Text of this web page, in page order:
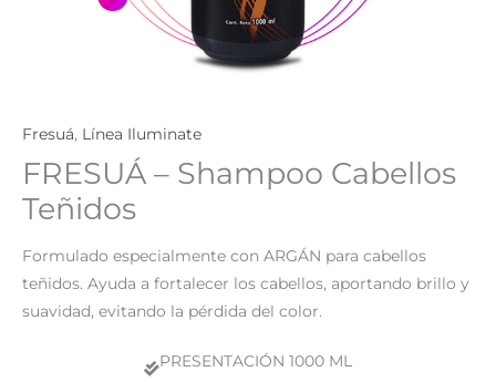
Fresuá, Línea Iluminate
FRESUÁ – Shampoo Cabellos
Teñidos
Formulado especialmente con ARGÁN para cabellos
teñidos. Ayuda a fortalecer los cabellos, aportando brillo y
suavidad, evitando la pérdida del color.
PRESENTACIÓN 1000 ML